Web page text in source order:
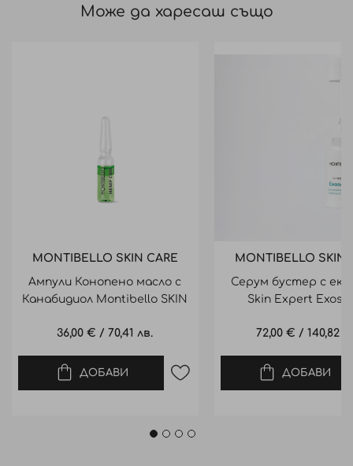
Може да харесаш също
MONTIBELLO SKIN CARE
Ампули Конопено масло с
Канабидиол Montibello SKIN
36,00 € / 70,41 лв.
ДОБАВИ
MONTIBELLO SKIN
Серум бустер с
Skin Expert
72,00 € /140,82
ДОБАВИ